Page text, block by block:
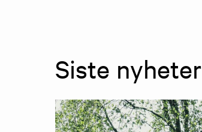
Siste nyheter